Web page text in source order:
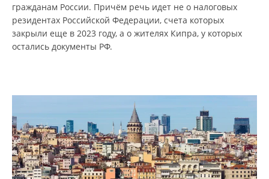
гражданам России. Причём речь идет не о налоговых
резидентах Российской Федерации, счета которых
закрыли еще в 2023 году, а о жителях Кипра, у которых
остались документы РФ.